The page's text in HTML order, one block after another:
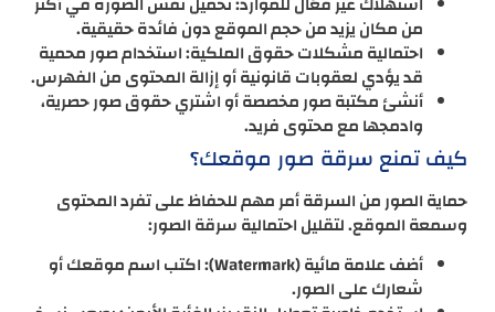
من مكان يزيد من حجم الموقع دون فائدة حقيقية.
احتمالية مشكلات حقوق الملكية: استخدام صور محمية
قد يؤدي لعقوبات قانونية أو إزالة المحتوى من الفهرس.
أنشئ مكتبة صور مخصصة أو اشتري حقوق صور حصرية،
وادمجها مع محتوى فريد.
كيف تمنع سرقة صور موقعك؟
حماية الصور من السرقة أمر مهم للحفاظ على تفرد المحتوى
وسمعة الموقع. لتقليل احتمالية سرقة الصور:
أضف علامة مائية (Watermark): اكتب اسم موقعك أو
شعارك على الصور.